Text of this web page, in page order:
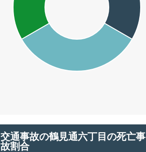
交通事故の鶴見通六丁目の死亡事
故割合